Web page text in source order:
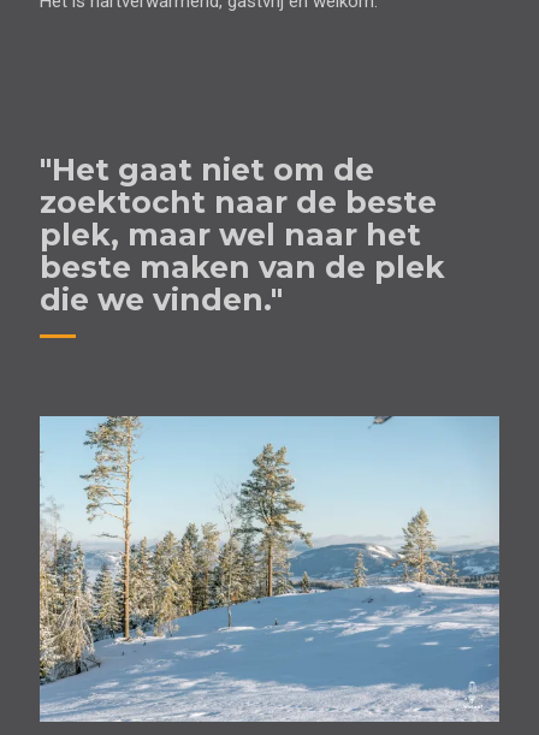
"Het gaat niet om de
zoektocht naar de beste
plek, maar wel naar het
beste maken van de plek
die we vinden."